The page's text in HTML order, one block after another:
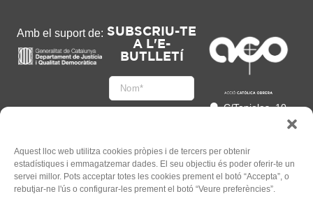
Aquest lloc web utilitza cookies pròpies i de tercers per obtenir
estadístiques i emmagatzemar dades. El seu objectiu és poder oferir-te un
servei millor. Pots acceptar totes les cookies prement el botó “Accepta”, o
rebutjar-ne l'ús o configurar-les prement el botó “Veure preferències”.
Amb el suport de: SUBSCRIU-TE
A L'E-
BUTLLETÍ
Accepto
l'Informació legal
C/Tapioles, 10
93 505 86 86
hola@acocat.org